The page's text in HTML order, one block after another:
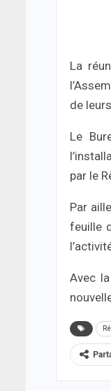
La
de
Le
par le
Par
feuille
Avec